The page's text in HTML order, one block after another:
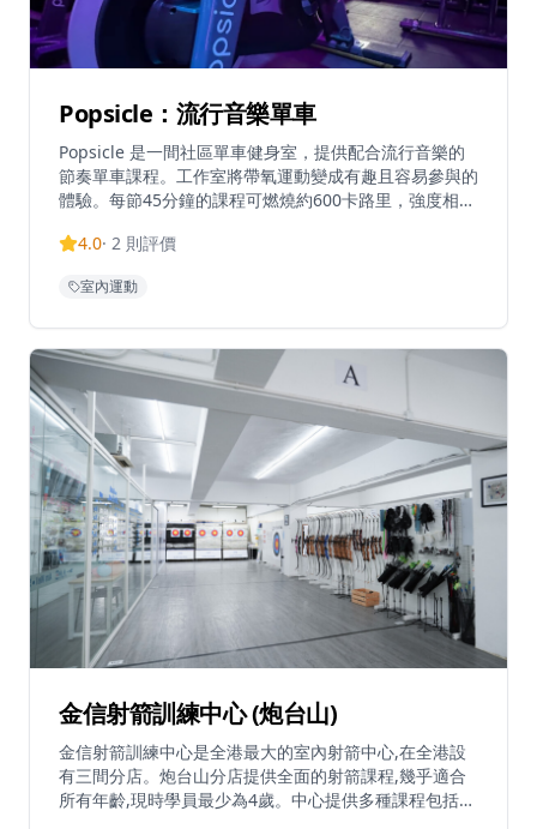
Popsicle：流行音樂單車
Popsicle 是一間社區單車健身室，提供配合流行音樂的
節奏單車課程。工作室將帶氧運動變成有趣且容易參與的
體驗。每節45分鐘的課程可燃燒約600卡路里，強度相當
音樂主題，包括粵語流行曲、K-pop、西方流行音樂等。
運動的健身體驗。課程通常包括10分鐘介紹及50分鐘騎
4.0· 2 則評價
室內運動
金信射箭訓練中心 (炮台山)
金信射箭訓練中心是全港最大的室內射箭中心,在全港設
有三間分店。炮台山分店提供全面的射箭課程,幾乎適合
所有年齡,現時學員最少為4歲。中心提供多種課程包括反